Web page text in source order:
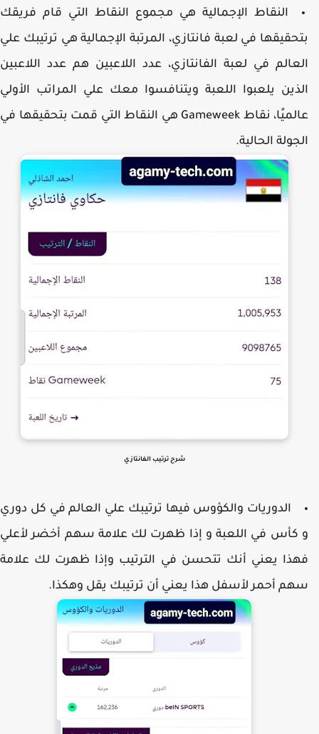
النقاط الإجمالية هي مجموع النقاط التي قام فريقك
في لعبة فانتازي، المرتبة الإجمالية هي ترتيبك علي
في لعبة الفانتازي، عدد اللاعبين هم عدد اللاعبين
يلعبوا اللعبة ويتنافسوا معك علي المراتب الأولي
عالميًا، نقاط Gameweek هي النقاط التي قمت بتحقيقها في
الحالية.
شرح ترتيب الفانتازي
الدوريات والكؤوس فيها ترتيبك علي العالم في كل دوري
كأس في اللعبة و إذا ظهرت لك علامة سهم أخضر لأعلي
يعني أنك تتحسن في الترتيب وإذا ظهرت لك علامة
أحمر لأسفل هذا يعني أن ترتيبك يقل وهكذا.